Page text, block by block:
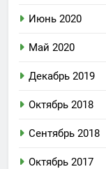
Июнь 2020
Май 2020
Декабрь 2019
Октябрь 2018
Сентябрь 2018
Октябрь 2017